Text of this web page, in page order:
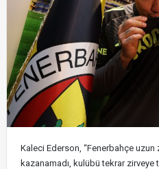
Kaleci Ederson, “Fenerbahçe
kazanamadı, kulübü tekrar zirveye